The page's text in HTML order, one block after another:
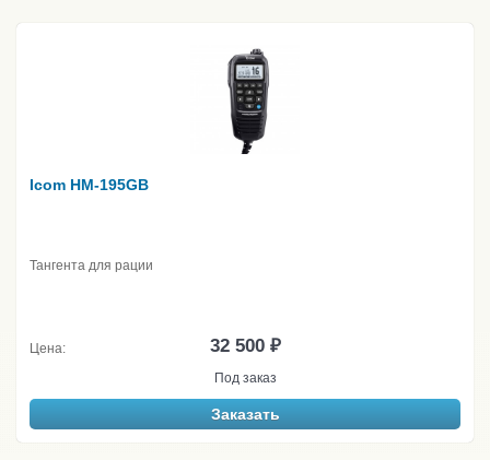
Icom HM-195GB
Тангента для рации
Цена: 32 500 ₽
Под заказ
Заказать